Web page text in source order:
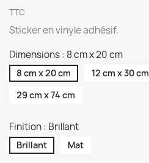
TTC
Sticker en vinyle adhésif.
Dimensions : 8 cm x 20 cm
8 cm x 20 cm 12 cm x 30 cm
29 cm x 74 cm
Finition : Brillant
Brillant Mat